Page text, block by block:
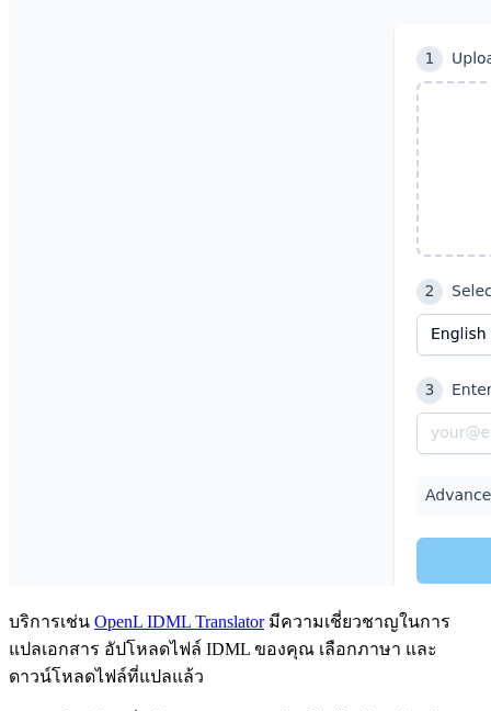
บริการเช่น OpenL IDML Translatorมีความเชี่ยวชาญในการ
แปลเอกสาร อัปโหลดไฟล์ IDML ของคุณ เลือกภาษา และ
ดาวน์โหลดไฟล์ที่แปลแล้ว